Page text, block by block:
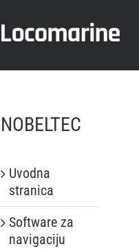
NOBELTEC
Uvodna
stranica
Software za
navigaciju